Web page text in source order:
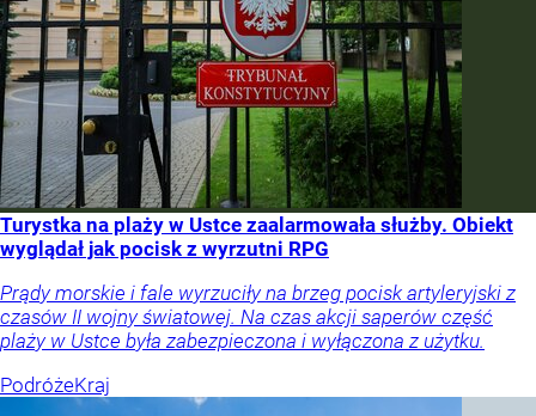
Turystka na plaży w Ustce zaalarmowała służby. Obiekt
wyglądał jak pocisk z wyrzutni RPG
Prądy morskie i fale wyrzuciły na brzeg pocisk artyleryjski z
czasów II wojny światowej. Na czas akcji saperów część
plaży w Ustce była zabezpieczona i wyłączona z użytku.
PodróżeKraj